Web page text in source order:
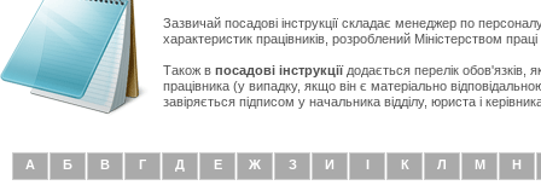
Зазвичай посадові інструкції складає менеджер по
характеристик працівників, розроблений Міністерством праці
Також в посадові інструкціїдодається перелік обов'язків,
працівника (у випадку, якщо він є матеріально
завіряється підписом у начальника відділу, юриста і
А Б В Г Д Е Ж З И І К Л М Н